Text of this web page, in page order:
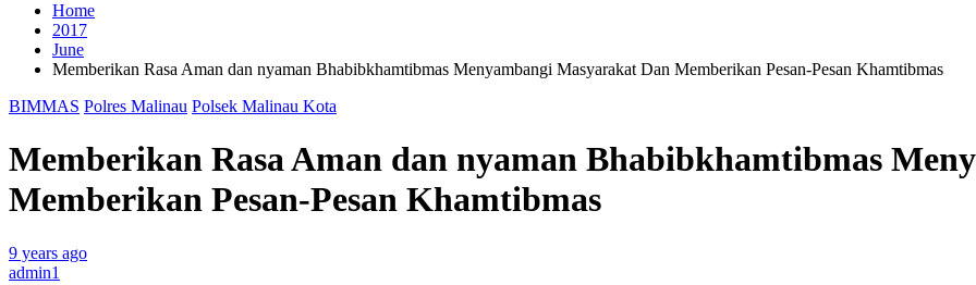
Home
2017
June
Memberikan Rasa Aman dan nyaman Bhabibkhamtibmas Menyambangi Masyarakat Dan Memberikan Pesan-Pesan Khamtibmas
BIMMAS Polres Malinau Polsek Malinau Kota
Memberikan Rasa Aman dan nyaman Bhabibkhamtibmas
Memberikan Pesan-Pesan Khamtibmas
9 years ago
admin1